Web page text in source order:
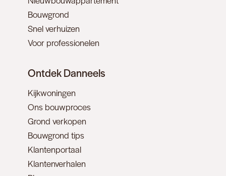
Bouwgrond
Snel verhuizen
Voor professionelen
Ontdek Danneels
Kijkwoningen
Ons bouwproces
Grond verkopen
Bouwgrond tips
Klantenportaal
Klantenverhalen